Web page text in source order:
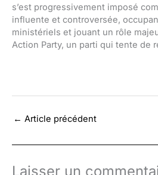
s’est progressivement imposé
influente et controversée,
ministériels et jouant un rôle
Action Party, un parti qui tente de
← Article précédent
Laisser un